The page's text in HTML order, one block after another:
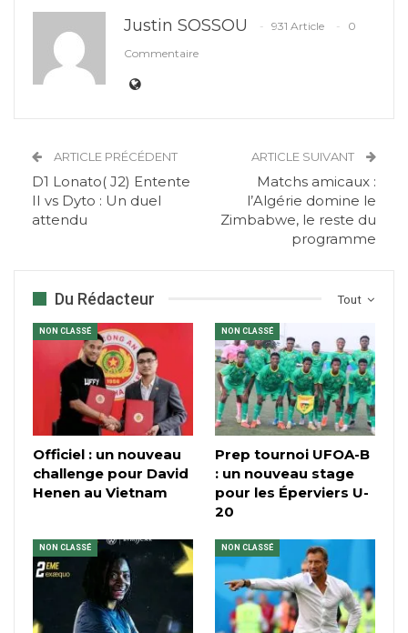
Justin SOSSOU 931 Article
0
Commentaire
ARTICLE PRÉCÉDENT
D1 Lonato( J2) Entente
II vs Dyto : Un duel
attendu
ARTICLE SUIVANT
Matchs amicaux :
l’Algérie domine le
Zimbabwe, le reste du
programme
Tout
Du Rédacteur
NON CLASSÉ
Officiel : un nouveau
challenge pour David
Henen au Vietnam
NON CLASSÉ
Prep tournoi UFOA-B
: un nouveau stage
pour les Éperviers U-
20
NON CLASSÉ NON CLASSÉ